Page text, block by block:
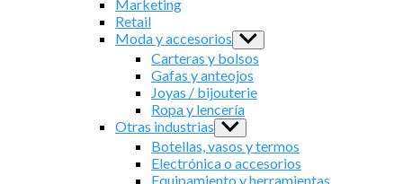
Marketing
Retail
Moda y accesorios Show
sub
menu
Carteras y bolsos
Gafas y anteojos
Joyas / bijouterie
Ropa y lencería
Otras industrias Show
sub
menu
Botellas, vasos y termos
Electrónica o accesorios
Equipamiento y herramientas